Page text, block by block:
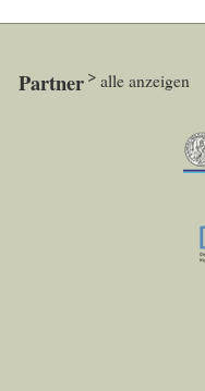
Partner alle anzeigen